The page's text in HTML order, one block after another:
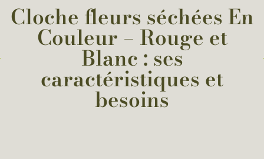
Cloche fleurs séchées En
Couleur – Rouge et
Blanc : ses
caractéristiques et
besoins